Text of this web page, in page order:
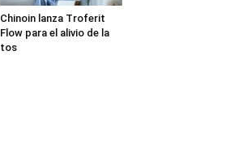
Chinoin lanza Troferit
Flow para el alivio de la
tos